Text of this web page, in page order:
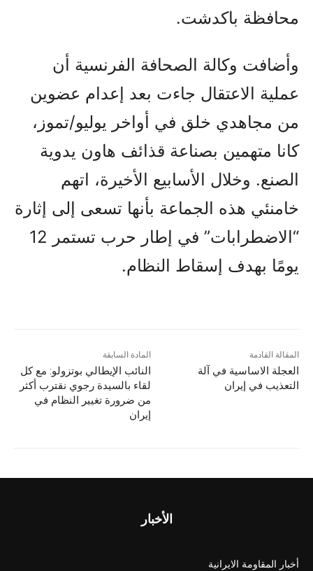
محافظة باكدشت.
وأضافت وكالة الصحافة الفرنسية أن
عملية الاعتقال جاءت بعد إعدام عضوين
من مجاهدي خلق في أواخر يوليو/تموز،
كانا متهمين بصناعة قذائف هاون يدوية
الصنع. وخلال الأسابيع الأخيرة، اتهم
خامنئي هذه الجماعة بأنها تسعى إلى إثارة
“الاضطرابات” في إطار حرب تستمر 12
يومًا بهدف إسقاط النظام.
المادة السابقة
النائب الإيطالي بوتزولو: مع كل
لقاء بالسيدة رجوي نقترب أكثر
من ضرورة تغيير النظام في
إيران
المقالة القادمة
العجلة الاساسية في آلة
التعذيب في إيران
الأخبار
أخبار المقاومة الايرانية